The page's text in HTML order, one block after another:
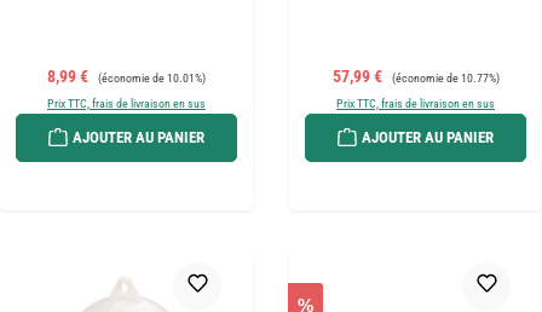
Prix de vente :
8,99 € Prix régulier :
(économie de 10.01%)
Prix TTC, frais de livraison en sus
AJOUTER AU PANIER
Prix de vente :
57,99 € Prix régulier :
(économie de 10.77%)
Prix TTC, frais de livraison en sus
AJOUTER AU PANIER
%